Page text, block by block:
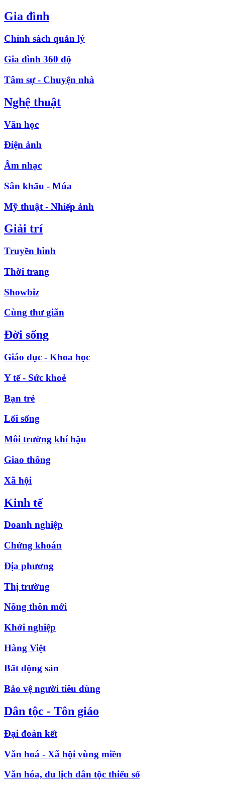
Gia đình
Chính sách quản lý
Gia đình 360 độ
Tâm sự - Chuyện nhà
Nghệ thuật
Văn học
Điện ảnh
Âm nhạc
Sân khấu - Múa
Mỹ thuật - Nhiếp ảnh
Giải trí
Truyền hình
Thời trang
Showbiz
Cùng thư giãn
Đời sống
Giáo dục - Khoa học
Y tế - Sức khoẻ
Bạn trẻ
Lối sống
Môi trường khí hậu
Giao thông
Xã hội
Kinh tế
Doanh nghiệp
Chứng khoán
Địa phương
Thị trường
Nông thôn mới
Khởi nghiệp
Hàng Việt
Bất động sản
Bảo vệ người tiêu dùng
Dân tộc - Tôn giáo
Đại đoàn kết
Văn hoá - Xã hội vùng miền
Văn hóa, du lịch dân tộc thiểu số